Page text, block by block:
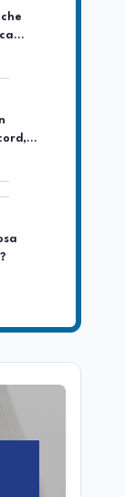
a
i